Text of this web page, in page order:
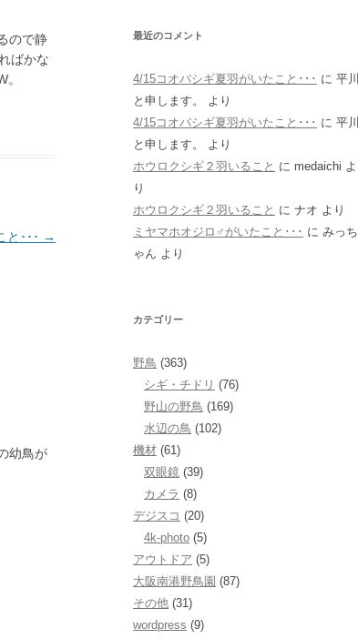
ので静
ばかな
と･･･ →
幼鳥が
最近のコメント
4/15コオバシギ夏羽がいたこと･･･ に 平川
と申します。
より
4/15コオバシギ夏羽がいたこと･･･ に 平川
と申します。
より
ホウロクシギ２羽いること に medaichi よ
り
ホウロクシギ２羽いること に ナオ より
ミヤマホオジロ♂がいたこと･･･ に みっち
ゃん より
カテゴリー
野鳥 (363)
シギ・チドリ (76)
野山の野鳥 (169)
水辺の鳥 (102)
機材 (61)
双眼鏡 (39)
カメラ (8)
デジスコ (20)
4k-photo (5)
アウトドア (5)
大阪南港野鳥園 (87)
その他 (31)
wordpress (9)